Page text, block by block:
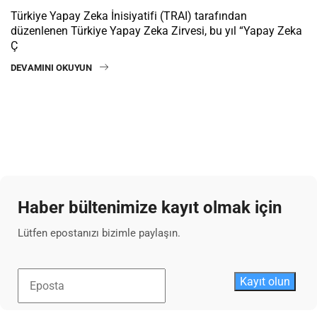
Türkiye Yapay Zeka İnisiyatifi (TRAI) tarafından
düzenlenen Türkiye Yapay Zeka Zirvesi, bu yıl “Yapay Zeka
Ç
DEVAMINI OKUYUN
Haber bültenimize kayıt olmak için
Lütfen epostanızı bizimle paylaşın.
Kayıt olun